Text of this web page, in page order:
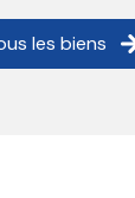
les biens